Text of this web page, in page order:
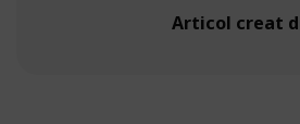
Articol creat